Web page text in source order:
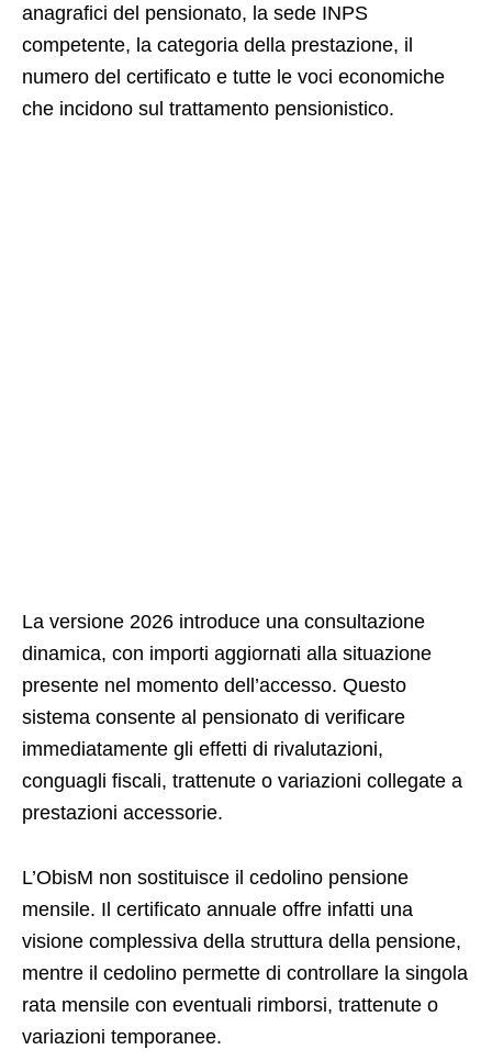
anagrafici del pensionato, la sede INPS
competente, la categoria della prestazione, il
numero del certificato e tutte le voci economiche
che incidono sul trattamento pensionistico.
La versione 2026 introduce una consultazione
dinamica, con importi aggiornati alla situazione
presente nel momento dell’accesso. Questo
sistema consente al pensionato di verificare
immediatamente gli effetti di rivalutazioni,
conguagli fiscali, trattenute o variazioni collegate a
prestazioni accessorie.
L’ObisM non sostituisce il cedolino pensione
mensile. Il certificato annuale offre infatti una
visione complessiva della struttura della pensione,
mentre il cedolino permette di controllare la singola
rata mensile con eventuali rimborsi, trattenute o
variazioni temporanee.